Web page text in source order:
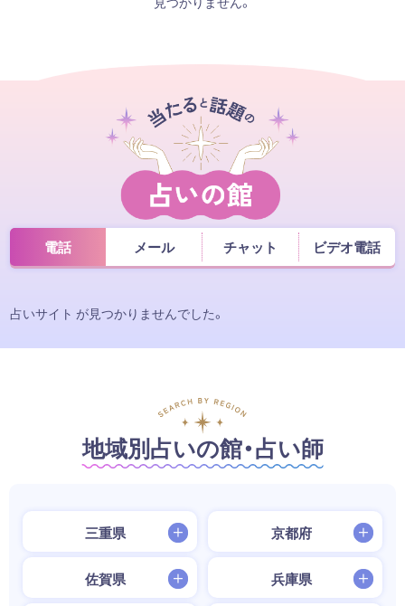
電話 メール チャット ビデオ電話
占いサイト が見つかりませんでした。
地域別占いの館・占い師
三重県 京都府
佐賀県 兵庫県